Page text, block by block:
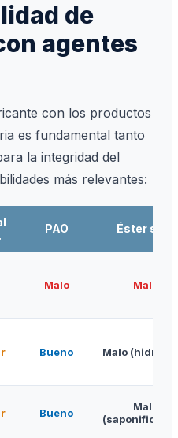
de
agentes
con los productos
es fundamental tanto
la integridad del
más relevantes:
PAO Éster sint.
Malo Malo
Bueno Malo
Bueno
Malo